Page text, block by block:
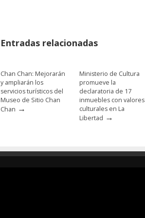
Entradas relacionadas
Chan Chan: Mejorarán
y ampliarán los
servicios turísticos del
Museo de Sitio Chan
Chan →
Ministerio de Cultura
promueve la
declaratoria de 17
inmuebles con valores
culturales en La
Libertad →